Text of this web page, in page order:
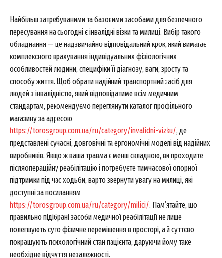
Найбільш затребуваними та базовими засобами для безпечного
пересування на сьогодні є інвалідні візки та милиці. Вибір такого
обладнання — це надзвичайно відповідальний крок, який вимагає
комплексного врахування індивідуальних фізіологічних
особливостей людини, специфіки її діагнозу, ваги, зросту та
способу життя. Щоб обрати надійний транспортний засіб для
людей з інвалідністю, який відповідатиме всім медичним
стандартам, рекомендуємо переглянути каталог профільного
магазину за адресою
https://torosgroup.com.ua/ru/category/invalidni-vizku/, де
представлені сучасні, довговічні та ергономічні моделі від надійних
виробників. Якщо ж ваша травма є менш складною, ви проходите
післяопераційну реабілітацію і потребуєте тимчасової опорної
підтримки під час ходьби, варто звернути увагу на милиці, які
доступні за посиланням
https://torosgroup.com.ua/ru/category/milici/. Пам’ятайте, що
правильно підібрані засоби медичної реабілітації не лише
полегшують суто фізичне переміщення в просторі, а й суттєво
покращують психологічний стан пацієнта, даруючи йому таке
необхідне відчуття незалежності.